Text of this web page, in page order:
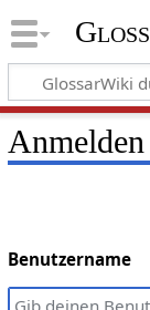
Anmelden
Benutzername